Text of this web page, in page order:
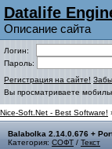
Datalife
Описание сайта
Логин:
Пароль:
Регистрация на сайте!
Вы просматриваете
Nice-Soft.Net - Best Software!
Balabolka 2.14.0.676 +
Категория: СОФТ / Текст